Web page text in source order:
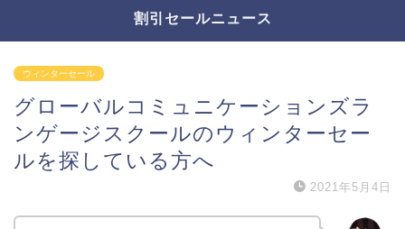
割引セールニュース
ウィンターセール
グローバルコミュニケーションズラ
ンゲージスクールのウィンターセー
ルを探している方へ
2021年5月4日